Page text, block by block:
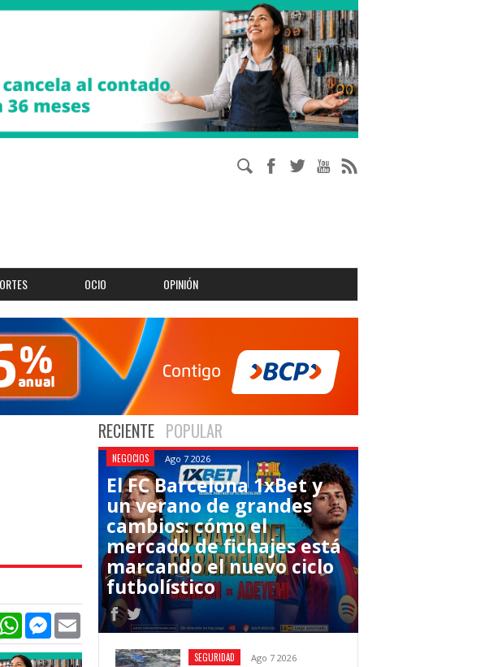
OCIO OPINIÓN
WhatsAppMessenger
Email
RECIENTE POPULAR
NEGOCIOS Ago 7 2026
El FC Barcelona 1xBet y
un verano de grandes
cambios: cómo el
mercado de fichajes está
marcando el nuevo ciclo
futbolístico
SEGURIDAD Ago 7 2026